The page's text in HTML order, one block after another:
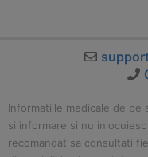
Informatiile medicale de
si informare si nu
recomandat sa consultati